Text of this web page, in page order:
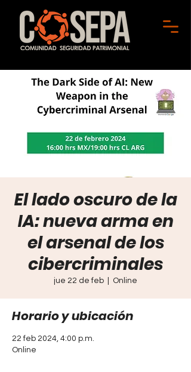
El lado oscuro de la
IA: nueva arma en
el arsenal de los
cibercriminales
jue 22 de feb Online
Horario y ubicación
22 feb 2024, 4:00 p.m.
Online